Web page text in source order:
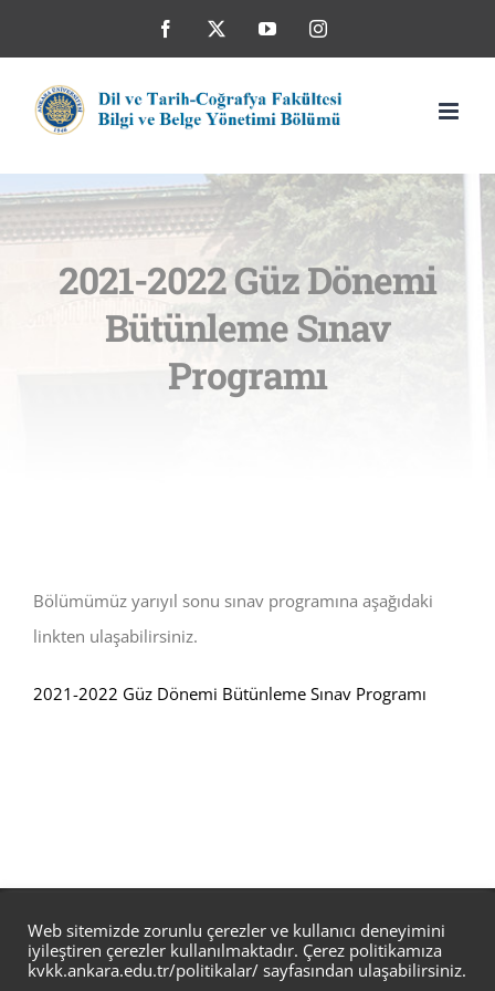
to
content
Facebook YouTubeInstagram
2021-2022 Güz Dönemi
Bütünleme Sınav
Programı
Bölümümüz yarıyıl sonu sınav programına aşağıdaki
linkten ulaşabilirsiniz.
2021-2022 Güz Dönemi Bütünleme Sınav Programı
Ankara Üniversitesi, Dil ve Tarih–Coğrafya Fakültesi, Bilgi ve Belge
Yönetimi Bölümü, 06100, Sıhhiye/Ankara/Türkiye Tel:
Web sitemizde zorunlu çerezler ve kullanıcı deneyimini
iyileştiren çerezler kullanılmaktadır. Çerez politikamıza
kvkk.ankara.edu.tr/politikalar/ sayfasından ulaşabilirsiniz.